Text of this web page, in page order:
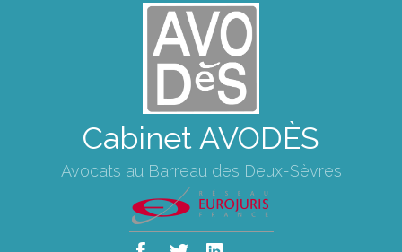
Cabinet AVODÈS
Avocats au Barreau des Deux-Sèvres